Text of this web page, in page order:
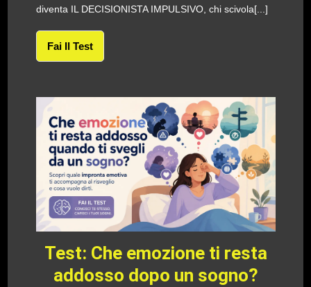
diventa IL DECISIONISTA IMPULSIVO, chi scivola[...]
Fai Il Test
Test: Che emozione ti resta
addosso dopo un sogno?